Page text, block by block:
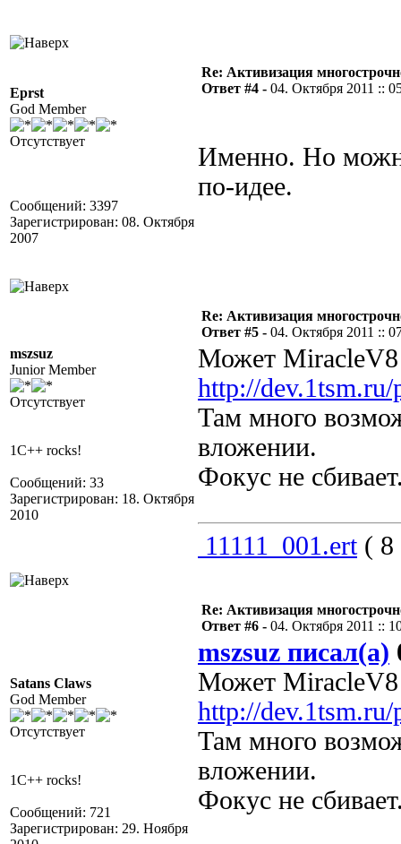
Eprst
God Member
Отсутствует
Сообщений: 3397
Зарегистрирован: 08. Октября
2007
Re: Активизация
Ответ #4 - 04. Октября 2011 ::
Именно. Но
по-идее.
mszsuz
Junior Member
Отсутствует
1C++ rocks!
Сообщений: 33
Зарегистрирован: 18. Октября
2010
Re: Активизация
Ответ #5 - 04. Октября 2011 ::
Может MiracleV8
http://dev.1tsm.ru/
Там много
вложении.
Фокус не
11111_001.ert( 8
Satans Claws
God Member
Отсутствует
1C++ rocks!
Сообщений: 721
Зарегистрирован: 29. Ноября
Re: Активизация
Ответ #6 - 04. Октября 2011 ::
mszsuz писал(а)
Может MiracleV8
http://dev.1tsm.ru/
Там много
вложении.
Фокус не